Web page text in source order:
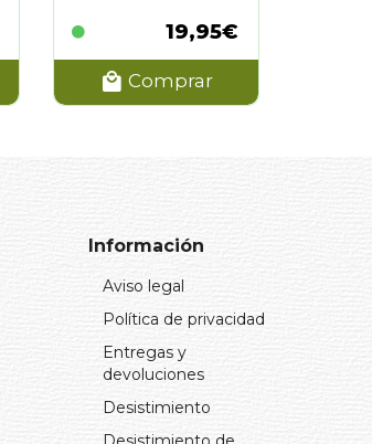
19,95€
Comprar
Información
Aviso legal
Política de privacidad
Entregas y
devoluciones
Desistimiento